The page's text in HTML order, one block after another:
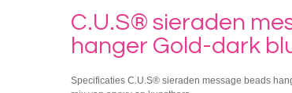
C.U.S® sieraden
hanger Gold-dark
Specificaties C.U.S® sieraden message beads